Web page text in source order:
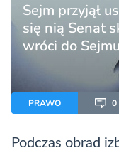
Sejm przyjął
się nią Senat
wróci do Sejmu
PRAWO 0
Podczas obrad